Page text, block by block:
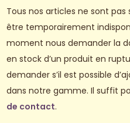
Tous nos articles ne sont
être temporairement
moment nous demander la
en stock d’un produit en
demander s’il est possible
dans notre gamme. Il suffit
de contact.